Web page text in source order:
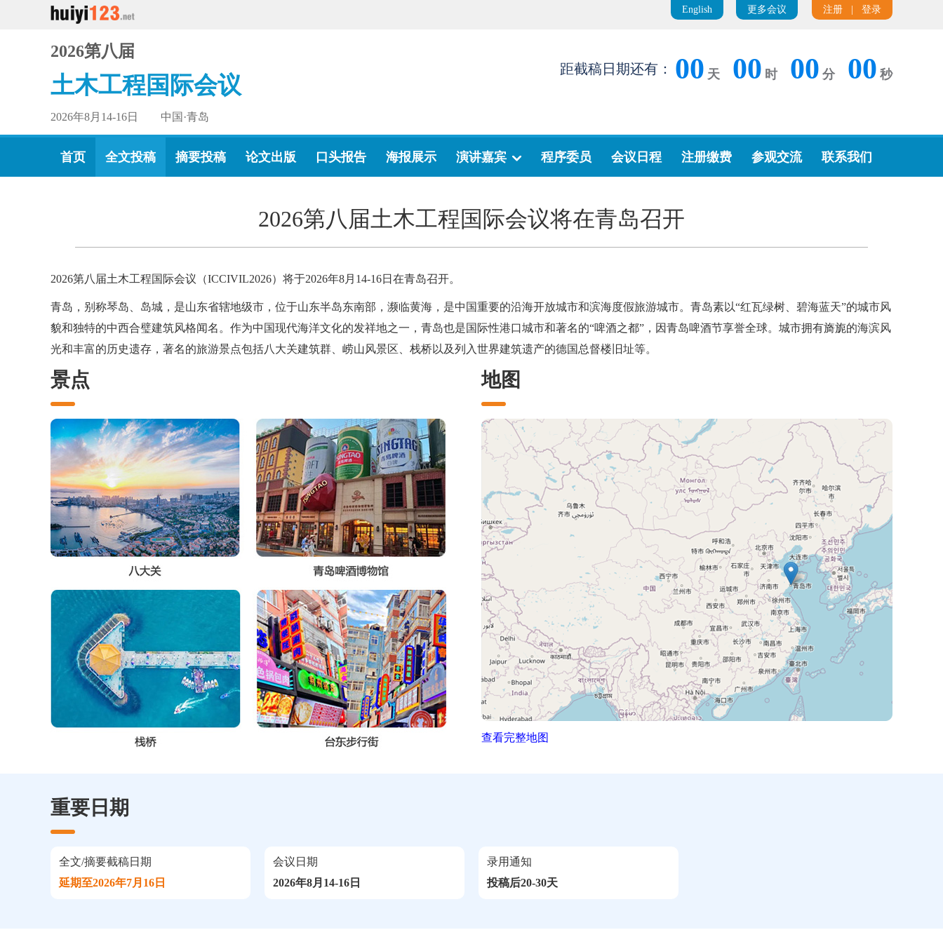
注册 登录
更多会议
English
2026第八届
土木工程国际会议
2026年8月14-16日 中国·青岛
距截稿日期还有： 00 天 00 时 00 分 00 秒
首页 全文投稿 摘要投稿 论文出版 口头报告 海报展示 演讲嘉宾 程序委员 会议日程 注册缴费 参观交流 联系我们
2026第八届土木工程国际会议将在青岛召开
2026第八届土木工程国际会议（ICCIVIL2026）将于2026年8月14-16日在青岛召开。
青岛，别称琴岛、岛城，是山东省辖地级市，位于山东半岛东南部，濒临黄海，是中国重要的沿海开放城市和滨海度假旅游城市。青岛素以“红瓦绿树、碧海蓝天”的城市风
貌和独特的中西合璧建筑风格闻名。作为中国现代海洋文化的发祥地之一，青岛也是国际性港口城市和著名的“啤酒之都”，因青岛啤酒节享誉全球。城市拥有旖旎的海滨风
光和丰富的历史遗存，著名的旅游景点包括八大关建筑群、崂山风景区、栈桥以及列入世界建筑遗产的德国总督楼旧址等。
景点 地图
查看完整地图
重要日期
全文/摘要截稿日期
延期至2026年7月16日
会议日期
2026年8月14-16日
录用通知
投稿后20-30天